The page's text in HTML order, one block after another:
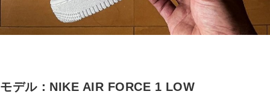
モデル：NIKE AIR FORCE 1 LOW